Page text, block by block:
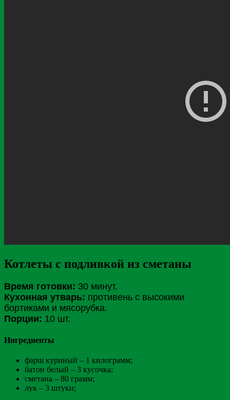
Котлеты с подливкой из сметаны
Время готовки: 30 минут.
Кухонная утварь: противень с высокими
бортиками и мясорубка.
Порции: 10 шт.
Ингредиенты
фарш куриный – 1 килограмм;
батон белый – 3 кусочка;
сметана – 80 грамм;
лук – 3 штуки;